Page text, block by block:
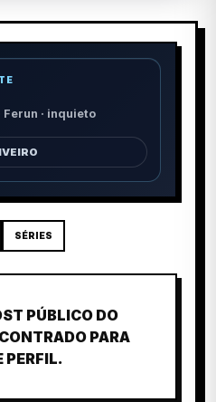
Ferun · inquieto
SÉRIES
PÚBLICO DO
PARA
PERFIL.